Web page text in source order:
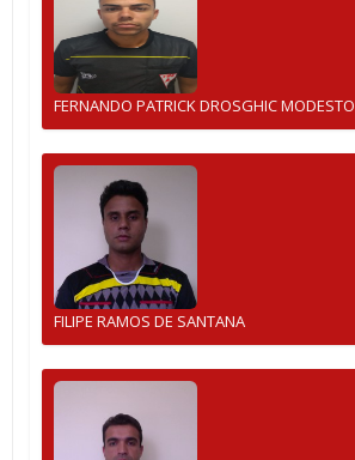
FERNANDO PATRICK DROSGHIC MODESTO
FILIPE RAMOS DE SANTANA